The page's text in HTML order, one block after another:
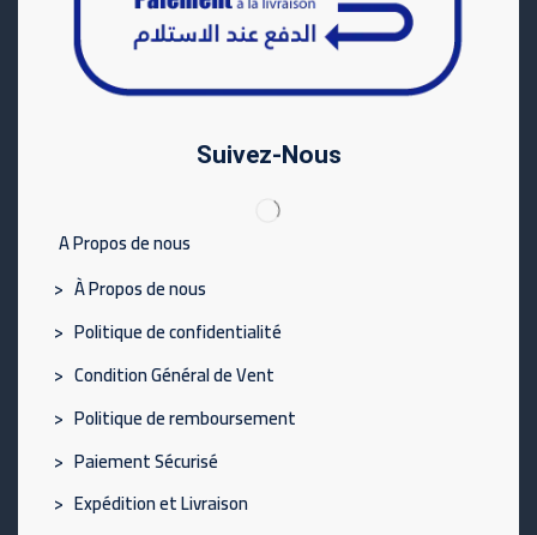
Suivez-Nous
A Propos de nous
> À Propos de nous
> Politique de confidentialité
> Condition Général de Vent
> Politique de remboursement
> Paiement Sécurisé
> Expédition et Livraison